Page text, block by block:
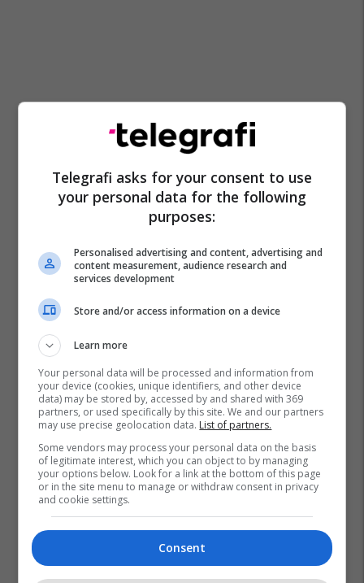
Kim Kardashian Andy Cohen
Telegrafi asks for your consent to use
your personal data for the following
purposes:
Personalised advertising and content, advertising and
content measurement, audience research and
services development
Store and/or access information on a device
Learn more
Your personal data will be processed and information from
your device (cookies, unique identifiers, and other device
data) may be stored by, accessed by and shared with 369
partners, or used specifically by this site. We and our partners
may use precise geolocation data. List of partners.
Some vendors may process your personal data on the basis
of legitimate interest, which you can object to by managing
your options below. Look for a link at the bottom of this page
or in the site menu to manage or withdraw consent in privacy
and cookie settings.
Consent